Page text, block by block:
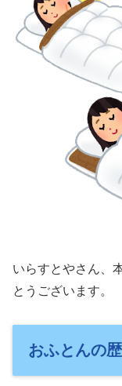
いらすとやさん、
とうございます。
おふとんの